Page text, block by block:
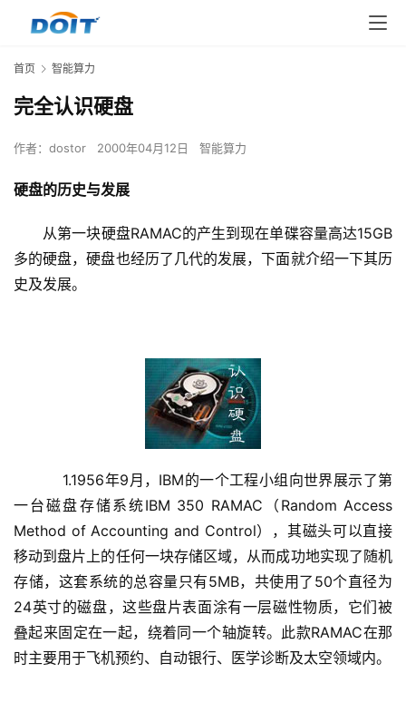
首页 智能算力
完全认识硬盘
作者： dostor 2000年04月12日 智能算力
硬盘的历史与发展
从第一块硬盘RAMAC的产生到现在单碟容量高达15GB
多的硬盘，硬盘也经历了几代的发展，下面就介绍一下其历
史及发展。
1.1956年9月，IBM的一个工程小组向世界展示了第
一台磁盘存储系统IBM 350 RAMAC（Random Access
Method of Accounting and Control），其磁头可以直接
移动到盘片上的任何一块存储区域，从而成功地实现了随机
存储，这套系统的总容量只有5MB，共使用了50个直径为
24英寸的磁盘，这些盘片表面涂有一层磁性物质，它们被
叠起来固定在一起，绕着同一个轴旋转。此款RAMAC在那
时主要用于飞机预约、自动银行、医学诊断及太空领域内。